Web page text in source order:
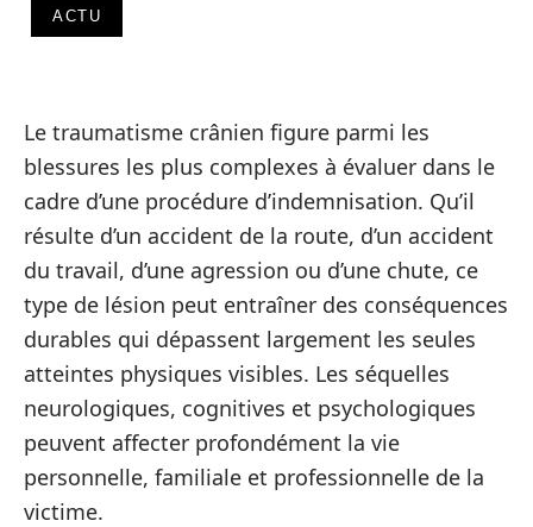
ACTU
Le traumatisme crânien figure parmi les
blessures les plus complexes à évaluer dans le
cadre d’une procédure d’indemnisation. Qu’il
résulte d’un accident de la route, d’un accident
du travail, d’une agression ou d’une chute, ce
type de lésion peut entraîner des conséquences
durables qui dépassent largement les seules
atteintes physiques visibles. Les séquelles
neurologiques, cognitives et psychologiques
peuvent affecter profondément la vie
personnelle, familiale et professionnelle de la
victime.